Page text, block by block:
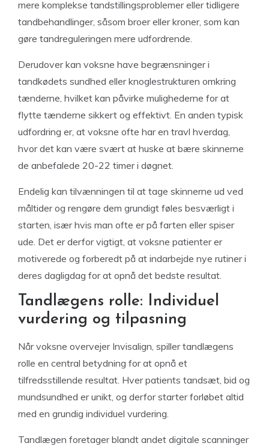
mere komplekse tandstillingsproblemer eller tidligere
tandbehandlinger, såsom broer eller kroner, som kan
gøre tandreguleringen mere udfordrende.
Derudover kan voksne have begrænsninger i
tandkødets sundhed eller knoglestrukturen omkring
tænderne, hvilket kan påvirke mulighederne for at
flytte tænderne sikkert og effektivt. En anden typisk
udfordring er, at voksne ofte har en travl hverdag,
hvor det kan være svært at huske at bære skinnerne
de anbefalede 20-22 timer i døgnet.
Endelig kan tilvænningen til at tage skinnerne ud ved
måltider og rengøre dem grundigt føles besværligt i
starten, især hvis man ofte er på farten eller spiser
ude. Det er derfor vigtigt, at voksne patienter er
motiverede og forberedt på at indarbejde nye rutiner i
deres dagligdag for at opnå det bedste resultat.
Tandlægens rolle: Individuel
vurdering og tilpasning
Når voksne overvejer Invisalign, spiller tandlægens
rolle en central betydning for at opnå et
tilfredsstillende resultat. Hver patients tandsæt, bid og
mundsundhed er unikt, og derfor starter forløbet altid
med en grundig individuel vurdering.
Tandlægen foretager blandt andet digitale scanninger